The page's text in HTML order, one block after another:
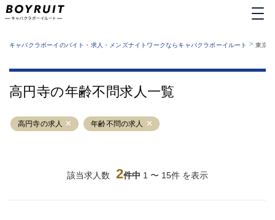
業種から探す
運営者情報
サイトマップ
キャバクラボーイのバイト・求人・メンズナイトワークならキャバクラボーイルート > 東京
高円寺の年齢不問求人一覧
高円寺の求人 年齢不問の求人
該当求人数 2件中 1 〜 15件 を表示
六本木
池袋
吉祥寺
練馬
恵比寿